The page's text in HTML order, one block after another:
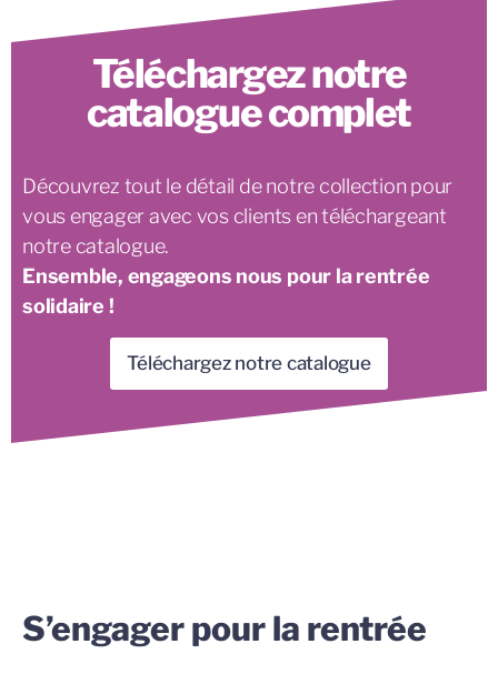
Téléchargez notre
catalogue complet
Découvrez tout le détail de notre collection pour
vous engager avec vos clients en téléchargeant
notre catalogue.
Ensemble, engageons nous pour la rentrée
solidaire !
Téléchargez notre catalogue
S’engager pour la rentrée